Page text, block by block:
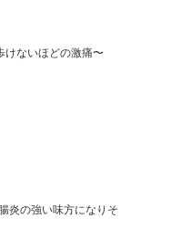
ないほどの激痛〜
炎の強い味方になりそ